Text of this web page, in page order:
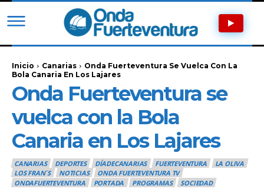
Inicio Canarias
Onda Fuerteventura Se Vuelca Con La
Bola Canaria En Los Lajares
Onda Fuerteventura se
vuelca con la Bola
Canaria en Los Lajares
CANARIAS DEPORTES DÍADECANARIAS FUERTEVENTURA
LA OLIVA
LOS FRAN´S
NOTICIAS
ONDA FUERTEVENTURA TV
ONDAFUERTEVENTURA
PORTADA PROGRAMAS SOCIEDAD